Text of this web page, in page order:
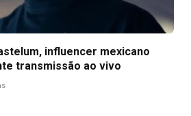
influencer mexicano
transmissão ao vivo